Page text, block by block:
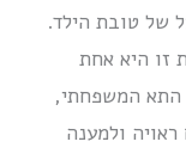
של טובת הילד.
זו היא אחת
התא המשפחתי,
ראויה ולמענה